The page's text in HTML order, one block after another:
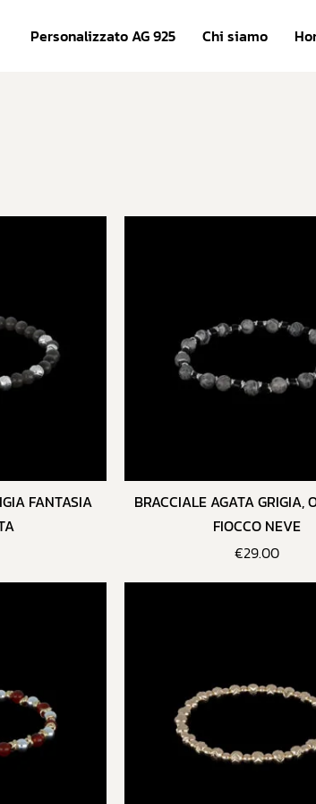
Personalizzato AG 925 Chi siamo
FANTASIA
BRACCIALE AGATA GRIGIA,
FIOCCO NEVE
€29.00